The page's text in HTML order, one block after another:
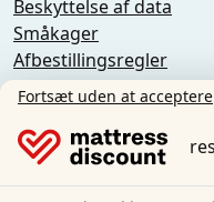
Beskyttelse af data
Småkager
Afbestillingsregler
Aftryk
Tilbagekaldelse af aftalen
Fortsæt uden at acceptere